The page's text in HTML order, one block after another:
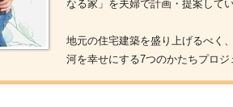
なる家」を夫婦で計画・提案してい
地元の住宅建築を盛り上げるべく
河を幸せにする7つのかたちプロ